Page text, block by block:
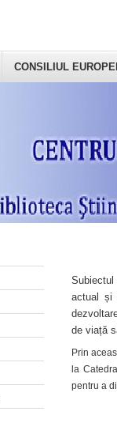
CONSILIUL EUROPEI
actual și
de viață
Prin
la
pentru a